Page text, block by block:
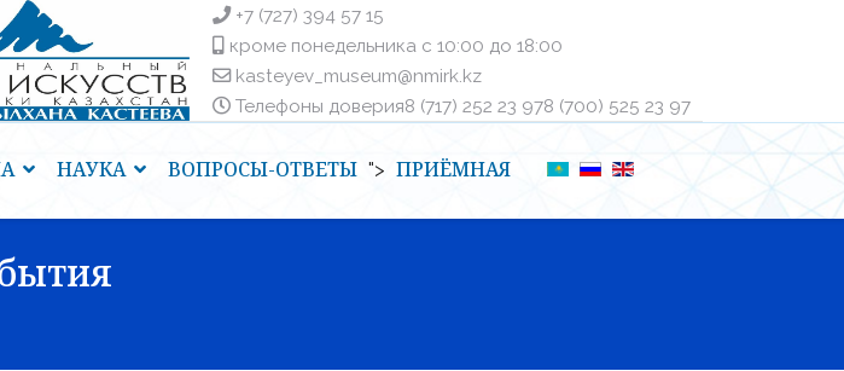
+7 (727) 394 57 15
кроме понедельника с 10:00 до 18:00
kasteyev_museum@nmirk.kz
Телефоны доверияㅤ8 (717) 252 23 97ㅤㅤ8 (700) 525 23 97
НАУКА ВОПРОСЫ-ОТВЕТЫ "> ПРИЁМНАЯ